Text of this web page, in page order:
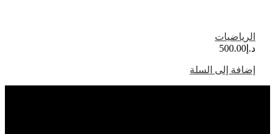
الرياضيات
500.00
إضافة إلى السلة